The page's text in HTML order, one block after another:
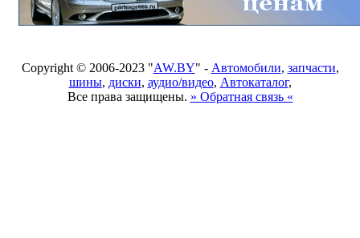
Copyright © 2006-2023 "AW.BY" - Автомобили, запчасти,
шины, диски, аудио/видео, Автокаталог,
Все права защищены. » Обратная связь «